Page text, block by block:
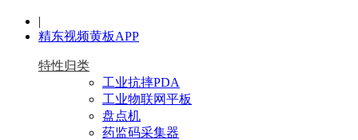
|
精东视频黄板APP
特性归类
工业抗摔PDA
工业物联网平板
盘点机
药监码采集器